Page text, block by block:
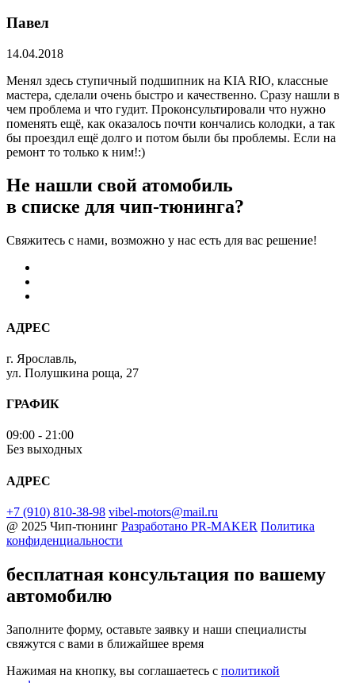
Павел
14.04.2018
Менял здесь ступичный подшипник на KIA RIO, классные
мастера, сделали очень быстро и качественно. Сразу нашли в
чем проблема и что гудит. Проконсультировали что нужно
поменять ещё, как оказалось почти кончались колодки, а так
бы проездил ещё долго и потом были бы проблемы. Если на
ремонт то только к ним!:)
Не нашли свой атомобиль
в списке для чип-тюнинга?
Свяжитесь с нами, возможно у нас есть для вас решение!
АДРЕС
г. Ярославль,
ул. Полушкина роща, 27
ГРАФИК
09:00 - 21:00
Без выходных
АДРЕС
+7 (910) 810-38-98 vibel-motors@mail.ru
@ 2025 Чип-тюнинг Разработано PR-MAKER Политика
конфиденциальности
бесплатная консультация по вашему
автомобилю
Заполните форму, оставьте заявку и наши специалисты
свяжутся с вами в ближайшее время
Нажимая на кнопку, вы соглашаетесь с политикой